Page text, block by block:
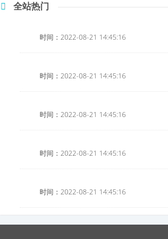
全站热门
时间：2022-08-21 14:45:16
时间：2022-08-21 14:45:16
时间：2022-08-21 14:45:16
时间：2022-08-21 14:45:16
时间：2022-08-21 14:45:16